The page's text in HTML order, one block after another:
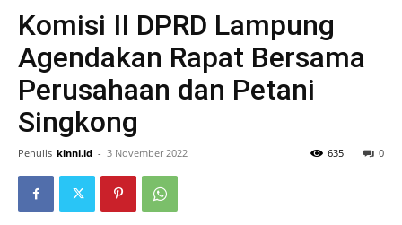
Komisi II DPRD Lampung
Agendakan Rapat Bersama
Perusahaan dan Petani
Singkong
Penulis kinni.id - 3 November 2022 0
635